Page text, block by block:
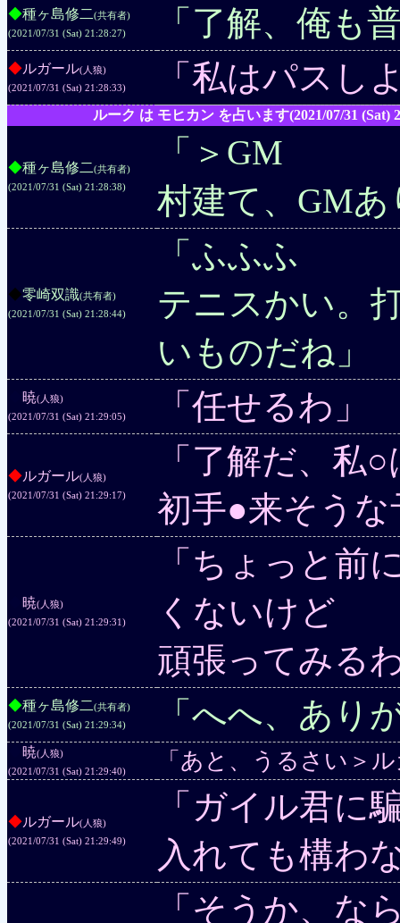
◆種ヶ島修二(共有者)
(2021/07/31 (Sat) 21:28:27)
「了解、俺も
◆ルガール(人狼)
(2021/07/31 (Sat) 21:28:33)
「私はパスし
ルーク は モヒカン を占います(2021/07/31 (Sat)
◆種ヶ島修二(共有者)
(2021/07/31 (Sat) 21:28:38)
「＞GM
村建て、GM
◆零崎双識(共有者)
(2021/07/31 (Sat) 21:28:44)
「ふふふ
テニスかい。
いものだね」
暁(人狼)
(2021/07/31 (Sat) 21:29:05)
「任せるわ」
◆ルガール(人狼)
(2021/07/31 (Sat) 21:29:17)
「了解だ、私
初手●来そう
暁(人狼)
(2021/07/31 (Sat) 21:29:31)
「ちょっと前
くないけど
頑張ってみる
◆種ヶ島修二(共有者)
(2021/07/31 (Sat) 21:29:34)
「へへ、あり
暁(人狼)
(2021/07/31 (Sat) 21:29:40)
「あと、うるさい＞
◆ルガール(人狼)
(2021/07/31 (Sat) 21:29:49)
「ガイル君に
入れても構わ
「そうか、な